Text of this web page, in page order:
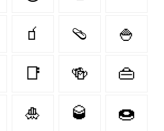
🧃 🩴 🍚
📑 🍻 👜
🎍 🥃 🍩